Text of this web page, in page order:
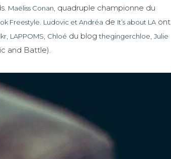
Maëliss Conan, quadruple championne du
Freestyle. Ludovic et Andréa de It’s about LA ont
, LAPPOMS, Chloé du blogthegingerchloe,Julie
and Battle).